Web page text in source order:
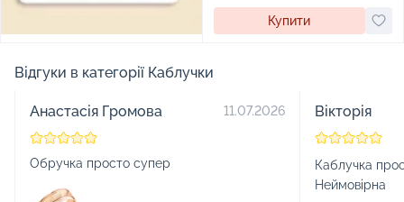
Купити
Відгуки в категорії Каблучки
Анастасія Громова 11.07.2026
Обручка просто супер
Вікторія
Каблучка
Неймовірна